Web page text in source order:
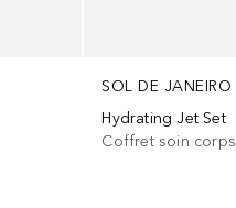
SOL DE JANEIRO
Hydrating Jet Set
Coffret soin corps